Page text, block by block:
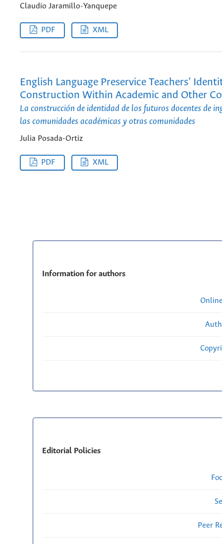
Claudio Jaramillo-Yanquepe
PDF XML
English Language Preservice Teachers’
Construction Within Academic and Other
La construcción de identidad de los futuros docentes de
las comunidades académicas y otras comunidades
Julia Posada-Ortiz
PDF XML
Information for authors
Editorial Policies
Peer